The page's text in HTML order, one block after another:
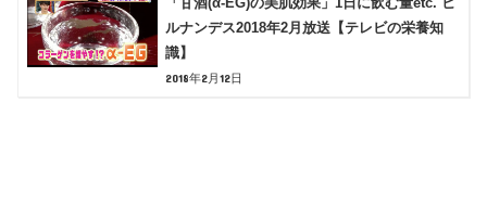
ルナンデス2018年2月放送【テレビの栄養知
識】
2018年2月12日